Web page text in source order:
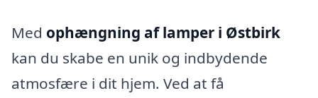
Med ophængning af lamper i Østbirk
kan du skabe en unik og indbydende
atmosfære i dit hjem. Ved at få